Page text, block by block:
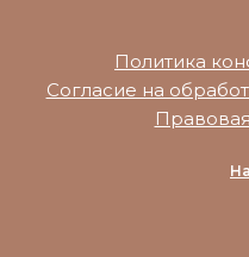
Политика
Согласие на